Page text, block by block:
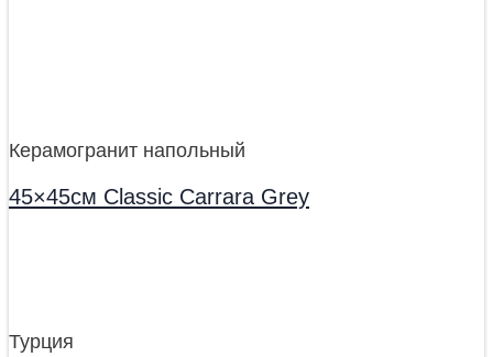
Керамогранит напольный
45×45см Classic Carrara Grey
Турция